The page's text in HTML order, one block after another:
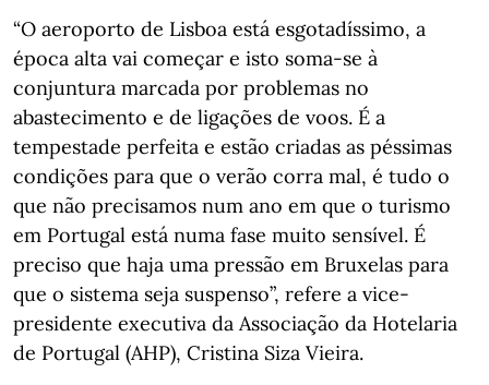
“O aeroporto de Lisboa está esgotadíssimo, a
época alta vai começar e isto soma-se à
conjuntura marcada por problemas no
abastecimento e de ligações de voos. É a
tempestade perfeita e estão criadas as péssimas
condições para que o verão corra mal, é tudo o
que não precisamos num ano em que o turismo
em Portugal está numa fase muito sensível. É
preciso que haja uma pressão em Bruxelas para
que o sistema seja suspenso”, refere a vice-
presidente executiva da Associação da Hotelaria
de Portugal (AHP), Cristina Siza Vieira.